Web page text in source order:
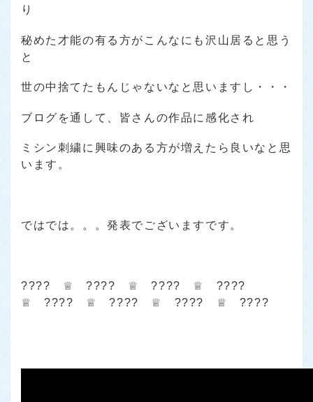
り
秘めた才能の有る方がこんなにも沢山居ると思う
と
世の中捨てたもんじゃないなと思いますし・・・
ブログを通して、皆さんの作品に感化され
ミシン刺繍に興味のある方が増えたら良いなと思
います。
ではでは。。。発表でございますです。
???? ♕ ???? ♕ ???? ♕ ????
♕ ???? ♕ ???? ♕ ???? ♕ ????